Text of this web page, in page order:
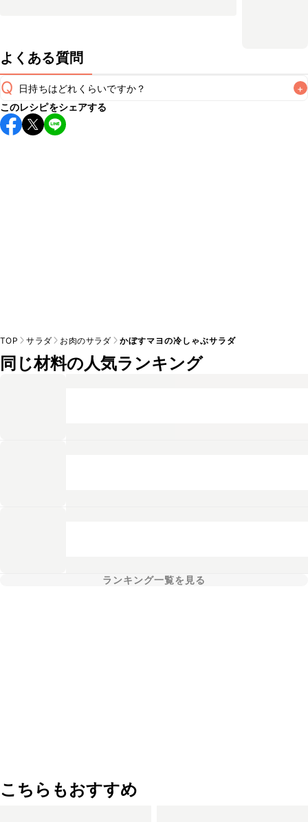
よくある質問
Q 日持ちはどれくらいですか？ +
保存期間は冷蔵で当日中が目安です。なるべくお早めにお召
し上がりください。
このレシピをシェアする
TOP サラダ お肉のサラダ かぼすマヨの冷しゃぶサラダ
同じ材料の人気ランキング
ランキング一覧を見る
こちらもおすすめ